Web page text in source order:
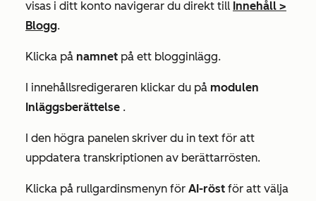
visas i ditt konto navigerar du direkt till Innehåll >
Blogg.
Klicka på namnet på ett blogginlägg.
I innehållsredigeraren klickar du på modulen
Inläggsberättelse .
I den högra panelen skriver du in text för att
uppdatera transkriptionen av berättarrösten.
Klicka på rullgardinsmenyn för AI-röst för att välja